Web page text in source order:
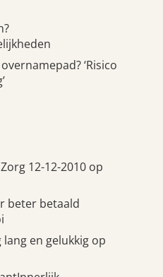
‘Risico
12-12-2010 op
beter betaald
lang en gelukkig op